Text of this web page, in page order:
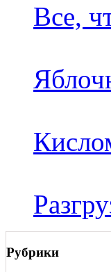
Все,
Рубрики